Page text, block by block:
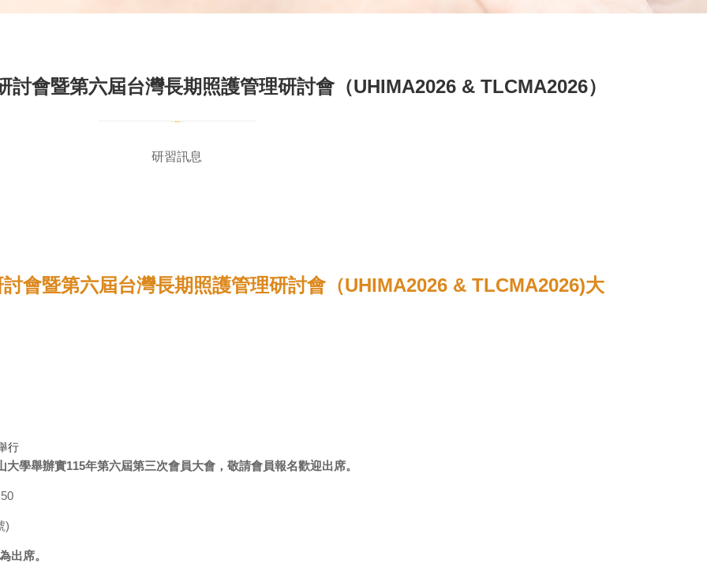
會暨第六屆台灣長期照護管理研討會（UHIMA2026 & TLCMA2026）
研習訊息
會暨第六屆台灣長期照護管理研討會（UHIMA2026 & TLCMA2026)大
行
學舉辦實115年第六屆第三次會員大會，敬請會員報名歡迎出席。
)
出席。